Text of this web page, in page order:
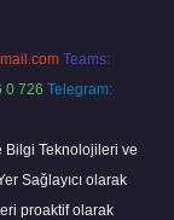
Teams:
0 726 Telegram:
Bilgi Teknolojileri ve
Sağlayıcı olarak
proaktif olarak